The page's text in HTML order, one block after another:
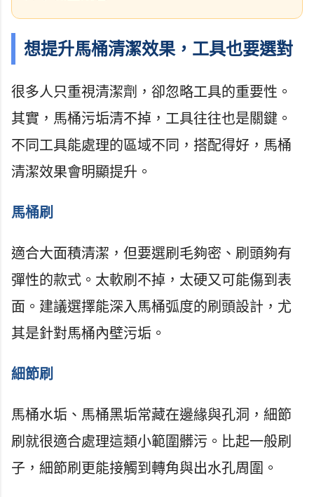
想提升馬桶清潔效果，工具也要選對
很多人只重視清潔劑，卻忽略工具的重要性。
其實，馬桶污垢清不掉，工具往往也是關鍵。
不同工具能處理的區域不同，搭配得好，馬桶
清潔效果會明顯提升。
馬桶刷
適合大面積清潔，但要選刷毛夠密、刷頭夠有
彈性的款式。太軟刷不掉，太硬又可能傷到表
面。建議選擇能深入馬桶弧度的刷頭設計，尤
其是針對馬桶內壁污垢。
細節刷
馬桶水垢、馬桶黑垢常藏在邊緣與孔洞，細節
刷就很適合處理這類小範圍髒污。比起一般刷
子，細節刷更能接觸到轉角與出水孔周圍。